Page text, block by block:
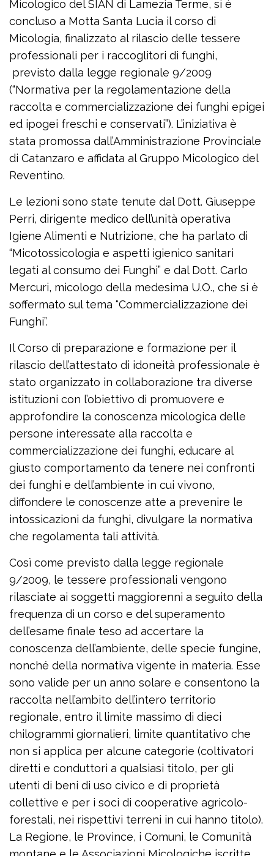
Micologico del SIAN di Lamezia Terme, si è
concluso a Motta Santa Lucia il corso di
Micologia, finalizzato al rilascio delle tessere
professionali per i raccoglitori di funghi,
previsto dalla legge regionale 9/2009
(“Normativa per la regolamentazione della
raccolta e commercializzazione dei funghi epigei
ed ipogei freschi e conservati”). L’iniziativa è
stata promossa dall’Amministrazione Provinciale
di Catanzaro e affidata al Gruppo Micologico del
Reventino.
Le lezioni sono state tenute dal Dott. Giuseppe
Perri, dirigente medico dell’unità operativa
Igiene Alimenti e Nutrizione, che ha parlato di
“Micotossicologia e aspetti igienico sanitari
legati al consumo dei Funghi” e dal Dott. Carlo
Mercuri, micologo della medesima U.O., che si è
soffermato sul tema “Commercializzazione dei
Funghi”.
Il Corso di preparazione e formazione per il
rilascio dell’attestato di idoneità professionale è
stato organizzato in collaborazione tra diverse
istituzioni con l’obiettivo di promuovere e
approfondire la conoscenza micologica delle
persone interessate alla raccolta e
commercializzazione dei funghi, educare al
giusto comportamento da tenere nei confronti
dei funghi e dell’ambiente in cui vivono,
diffondere le conoscenze atte a prevenire le
intossicazioni da funghi, divulgare la normativa
che regolamenta tali attività.
Così come previsto dalla legge regionale
9/2009, le tessere professionali vengono
rilasciate ai soggetti maggiorenni a seguito della
frequenza di un corso e del superamento
dell’esame finale teso ad accertare la
conoscenza dell’ambiente, delle specie fungine,
nonché della normativa vigente in materia. Esse
sono valide per un anno solare e consentono la
raccolta nell’ambito dell’intero territorio
regionale, entro il limite massimo di dieci
chilogrammi giornalieri, limite quantitativo che
non si applica per alcune categorie (coltivatori
diretti e conduttori a qualsiasi titolo, per gli
utenti di beni di uso civico e di proprietà
collettive e per i soci di cooperative agricolo-
forestali, nei rispettivi terreni in cui hanno titolo).
La Regione, le Province, i Comuni, le Comunità